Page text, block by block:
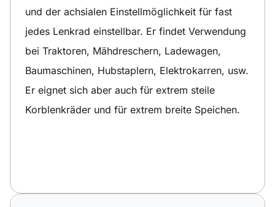
und der achsialen Einstellmöglichkeit für fast
jedes Lenkrad einstellbar. Er findet Verwendung
bei Traktoren, Mähdreschern, Ladewagen,
Baumaschinen, Hubstaplern, Elektrokarren, usw.
Er eignet sich aber auch für extrem steile
Korblenkräder und für extrem breite Speichen.